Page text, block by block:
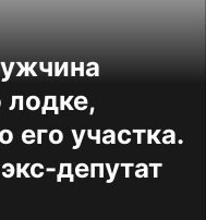
лодке,
участка.
депутат